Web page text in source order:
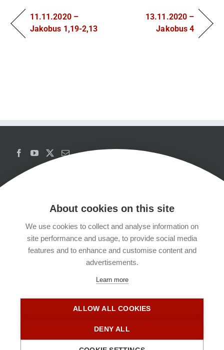
11.11.2020 –
Jakobus 1,19-2,13
13.11.2020 –
Jakobus 4
Copyrights
Datenschutzerklärung
Kontakt
About cookies on this site
We use cookies to collect and analyse information on
site performance and usage, to provide social media
features and to enhance and customise content and
advertisements.
Learn more
ALLOW ALL COOKIES
DENY ALL